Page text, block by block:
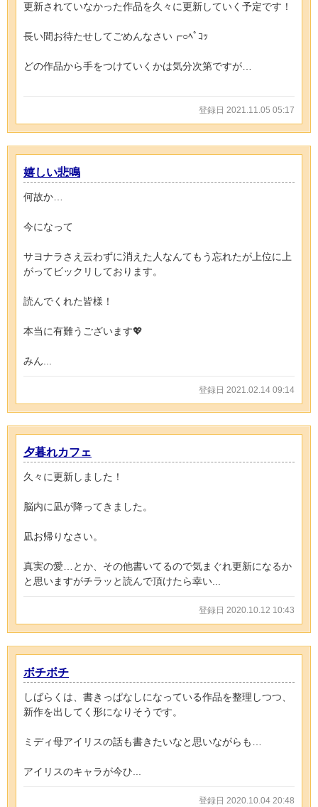
更新されていなかった作品を久々に更新していく予定です！
長い間お待たせしてごめんなさい┏○ﾍﾟｺｯ
どの作品から手をつけていくかは気分次第ですが…
登録日 2021.11.05 05:17
嬉しい悲鳴
何故か…
今になって
サヨナラさえ云わずに消えた人なんてもう忘れたが上位に上
がってビックリしております。
読んでくれた皆様！
本当に有難うございます💖
みん...
登録日 2021.02.14 09:14
夕暮れカフェ
久々に更新しました！
脳内に凪が降ってきました。
凪お帰りなさい。
真実の愛…とか、その他書いてるので気まぐれ更新になるか
と思いますがチラッと読んで頂けたら幸い...
登録日 2020.10.12 10:43
ボチボチ
しばらくは、書きっぱなしになっている作品を整理しつつ、
新作を出してく形になりそうです。
ミディ母アイリスの話も書きたいなと思いながらも…
アイリスのキャラが今ひ...
登録日 2020.10.04 20:48